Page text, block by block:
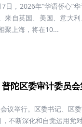
7日，2026年“华语侨心”
来自英国、美国、意大
聚上海，将在10...
陀区委审计委员
议举行。区委书记、区
不断深化和自觉运用党